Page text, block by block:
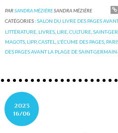
PARSANDRA MÉZIÈRESANDRA MÉZIÈRE
CATÉGORIES :SALON DU LIVRE DES PAGES
LITTÉRATURE LIVRES LIRE ,CULTURE ,SAINT-
MAGOTS LIPP,CASTEL L'ÉCUME DES PAGES
DES PAGES AVANT LA PLAGE DE SAINT-
2023
16/06